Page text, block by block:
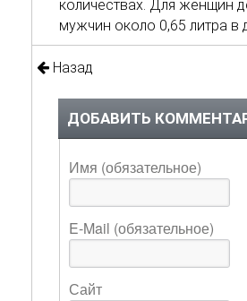
количествах. Для женщин
мужчин около 0,65 литра в
Назад
ДОБАВИТЬ
Имя (обязательное)
E-Mail (обязательное)
Сайт